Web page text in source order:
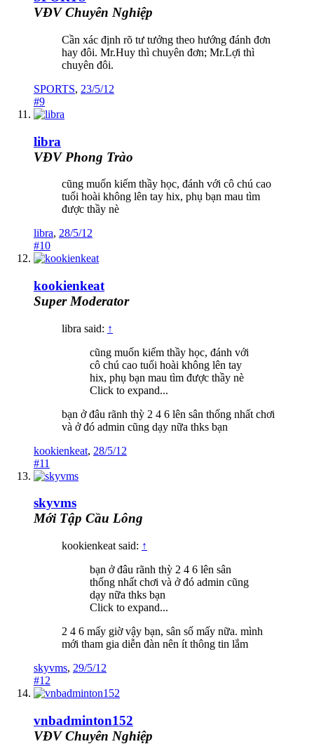
VĐV Chuyên Nghiệp
Cần xác định rõ tư tưởng theo hướng đánh đơn
hay đôi. Mr.Huy thì chuyên đơn; Mr.Lợi thì
chuyên đôi.
SPORTS, 23/5/12
#9
libra
VĐV Phong Trào
cũng muốn kiếm thầy học, đánh với cô chú cao
tuổi hoài không lên tay hix, phụ bạn mau tìm
được thầy nè
libra, 28/5/12
#10
kookienkeat
Super Moderator
libra said: ↑
cũng muốn kiếm thầy học, đánh với
cô chú cao tuổi hoài không lên tay
hix, phụ bạn mau tìm được thầy nè
Click to expand...
bạn ở đâu rãnh thỳ 2 4 6 lên sân thống nhất chơi
và ở đó admin cũng dạy nữa thks bạn
kookienkeat, 28/5/12
#11
skyvms
Mới Tập Cầu Lông
kookienkeat said: ↑
bạn ở đâu rãnh thỳ 2 4 6 lên sân
thống nhất chơi và ở đó admin cũng
dạy nữa thks bạn
Click to expand...
2 4 6 mấy giờ vậy bạn, sân số mấy nữa. mình
mới tham gia diễn đàn nên ít thông tin lắm
skyvms, 29/5/12
#12
vnbadminton152
VĐV Chuyên Nghiệp